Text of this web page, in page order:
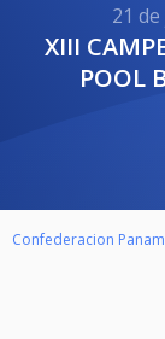
21
XIII CAMPEONATO PANAMERICANO DE
POOL